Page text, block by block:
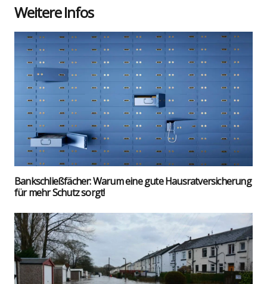
Wei­te­re Infos
Bank­schließ­fä­cher: War­um eine gute Haus­rat­ver­si­che­rung
für mehr Schutz sorgt!